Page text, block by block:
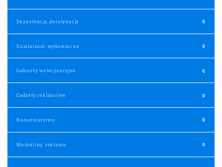
Dezynfekcja, deratyzacja 0
Działalność wydawnicza 0
Gabinety weterynaryjne 0
Gadżety reklamowe 0
Kamieniarstwo 0
Marketing, reklama 0